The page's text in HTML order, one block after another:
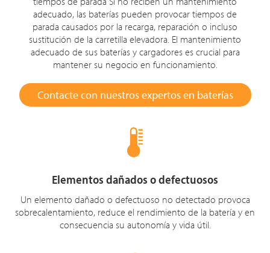
adecuado, las baterías pueden provocar tiempos de
parada causados por la recarga, reparación o incluso
sustitución de la carretilla elevadora. El mantenimiento
adecuado de sus baterías y cargadores es crucial para
mantener su negocio en funcionamiento.
Contacte con nuestros expertos en baterías
Elementos dañados o defectuosos
Un elemento dañado o defectuoso no detectado provoca
sobrecalentamiento, reduce el rendimiento de la batería y en
consecuencia su autonomía y vida útil.